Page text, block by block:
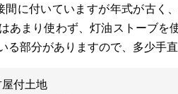
間に付いていますが年式が古く
あまり使わず、灯油ストーブを
る部分がありますので、多少手
屋付土地